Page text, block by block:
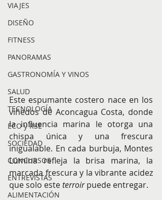
VIAJES
DISEÑO
FITNESS
PANORAMAS
GASTRONOMÍA Y VINOS
SALUD
TECNOLOGÍA
ECO y RSE
SOCIEDAD
CONCURSOS
ENTREVISTAS
ALIMENTACIÓN
Este espumante costero nace en los
viñedos de Aconcagua Costa, donde
la influencia marina le otorga una
chispa única y una frescura
inigualable. En cada burbuja, Montes
Lúmina refleja la brisa marina, la
marcada frescura y la vibrante acidez
que solo este terroir puede entregar.